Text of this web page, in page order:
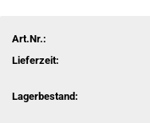
Art.Nr.:
Lieferzeit:
Lagerbestand: